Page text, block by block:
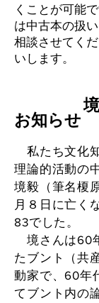
くことが可能
は中古本の扱
相談させてく
いします。
境毅
お知らせ
私たち文化
理論的活動の
境毅（筆名榎
月８日に亡く
83でした。
境さんは60
たブント（共
動家で、60年
てブント内の